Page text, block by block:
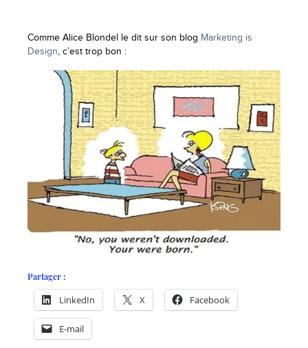
Comme Alice Blondel le dit sur son blog Marketing is
Design, c’est trop bon :
Partager :
LinkedIn X Facebook
E-mail